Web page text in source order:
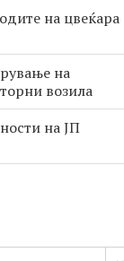
на цвеќара
на
возила
на ЈП